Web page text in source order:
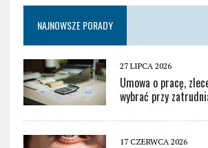
NAJNOWSZE PORADY
27 LIPCA 2026
Umowa o pracę,
wybrać przy
17 CZERWCA 2026